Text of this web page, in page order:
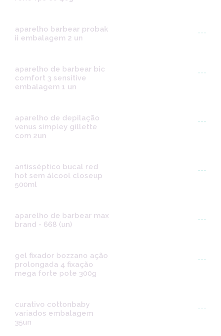
aparelho barbear probak
ii embalagem 2 un
---
aparelho de barbear bic
comfort 3 sensitive
embalagem 1 un
---
aparelho de depilação
venus simpley gillette
com 2un
---
antisséptico bucal red
hot sem álcool closeup
500ml
---
aparelho de barbear max
brand - 668 (un)
---
gel fixador bozzano ação
prolongada 4 fixação
mega forte pote 300g
---
curativo cottonbaby
variados embalagem
35un
---